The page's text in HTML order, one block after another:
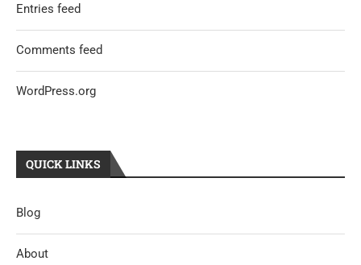
Entries feed
Comments feed
WordPress.org
QUICK LINKS
Blog
About